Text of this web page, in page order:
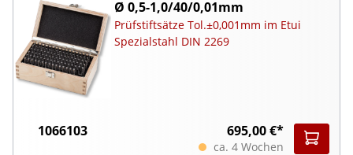
Ø 0,5-1,0/40/0,01mm
Prüfstiftsätze Tol.±0,001mm im Etui
Spezialstahl DIN 2269
1066103 695,00 €*
ca. 4 Wochen